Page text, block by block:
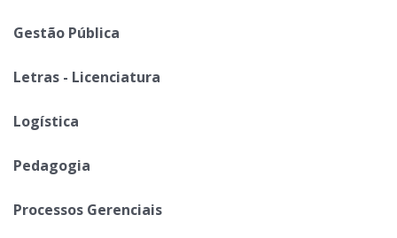
Gestão Pública
Letras - Licenciatura
Logística
Pedagogia
Processos Gerenciais